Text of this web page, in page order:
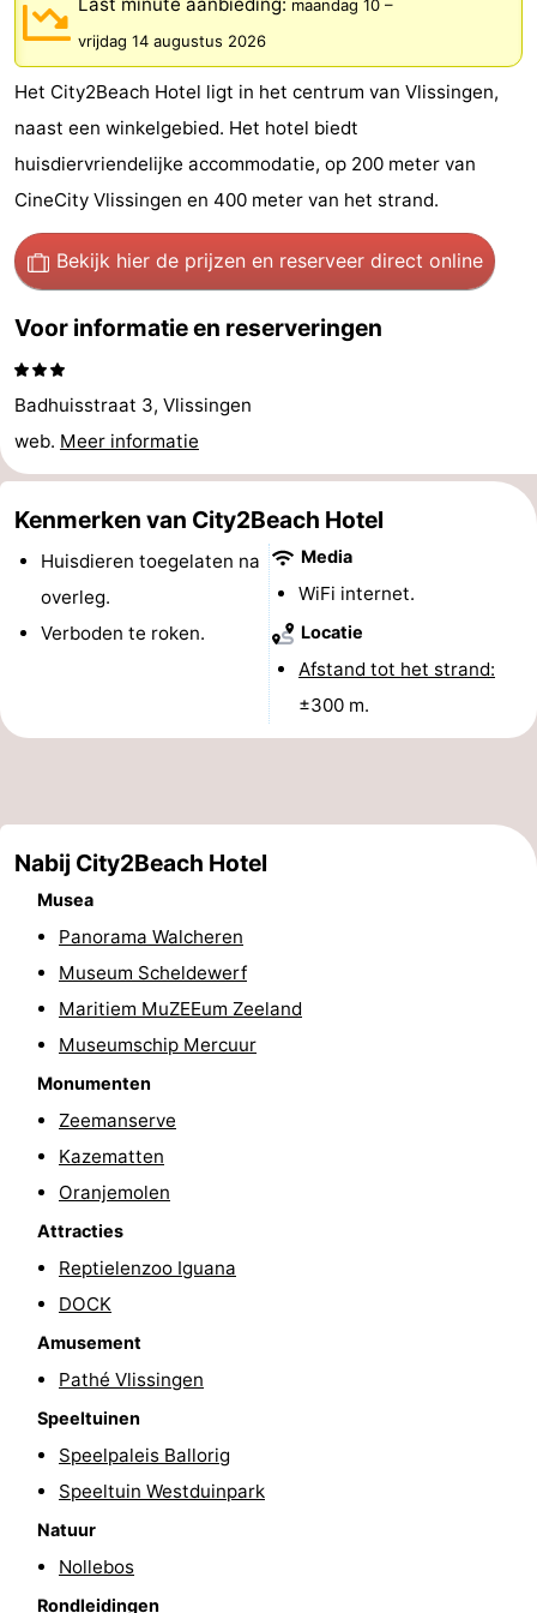
Vakantiehuizen
-
Duinzicht
-
Galgewei
-
Noordzee
-
Westduin
Last
Zien
&
doen
Bezienswaardigheden
Monumenten
-
Speeltuinen
Binnenspeeltuinen
Bowlen
Wellness
centra
Dorpen
Steden
Natuur
Rondleidingen
Fietsen
Wandelen
Paardrijden
Golfbanen
Eten
Ringrijden
Last minute aanbieding: maandag 10 –
vrijdag 14 augustus 2026
Het City2Beach Hotel ligt in het centrum van Vlissingen,
naast een winkelgebied. Het hotel biedt
huisdiervriendelijke accommodatie, op 200 meter van
CineCity Vlissingen en 400 meter van het strand.
Bekijk hier de prijzen en reserveer direct online
Voor informatie en reserveringen
Badhuisstraat 3, Vlissingen
web. Meer informatie
Kenmerken van City2Beach Hotel
Huisdieren toegelaten na
overleg.
Verboden te roken.
Media
WiFi internet.
Locatie
Afstand tot het strand:
±300 m.
Nabij City2Beach Hotel
Musea
Panorama Walcheren
Museum Scheldewerf
Maritiem MuZEEum Zeeland
Museumschip Mercuur
Monumenten
Zeemanserve
Kazematten
Oranjemolen
Attracties
Reptielenzoo Iguana
DOCK
Amusement
Pathé Vlissingen
Speeltuinen
Speelpaleis Ballorig
Speeltuin Westduinpark
Natuur
Nollebos
Rondleidingen